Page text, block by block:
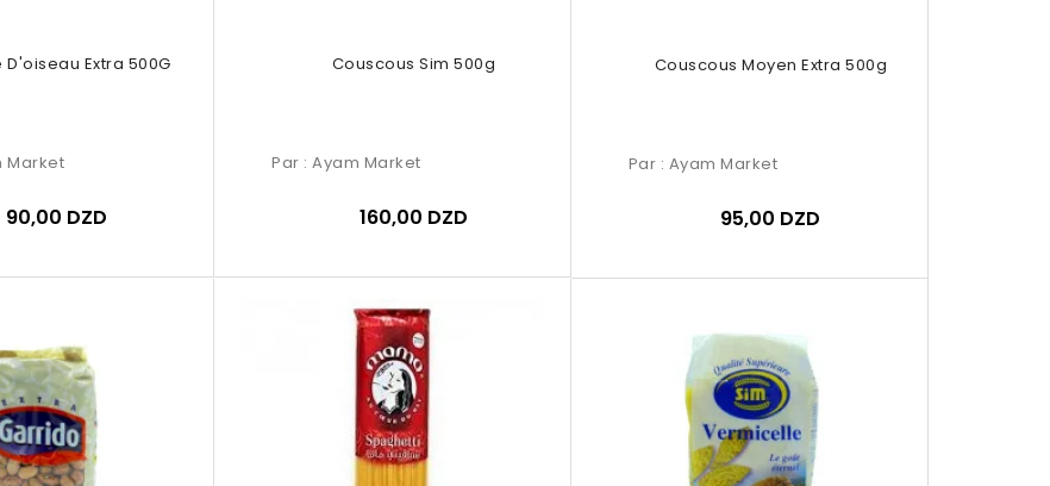
D'oiseau Extra 500G
Market
90,00 DZD
Couscous Sim 500g
Par : Ayam Market
160,00 DZD
Couscous Moyen Extra 500g
Par : Ayam Market
95,00 DZD